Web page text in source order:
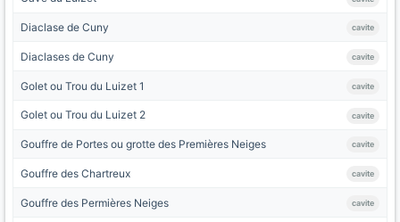
Diaclase de Cuny cavite
Diaclases de Cuny cavite
Golet ou Trou du Luizet 1 cavite
Golet ou Trou du Luizet 2 cavite
Gouffre de Portes ou grotte des Premières Neiges cavite
Gouffre des Chartreux cavite
Gouffre des Permières Neiges cavite